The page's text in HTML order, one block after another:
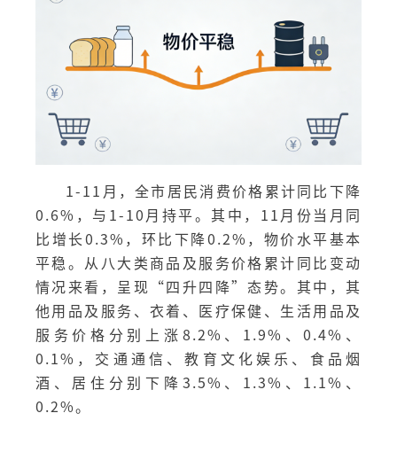
1-11月，全市居民消费价格累计同比下降
0.6%，与1-10月持平。其中，11月份当月同
比增长0.3%，环比下降0.2%，物价水平基本
平稳。从八大类商品及服务价格累计同比变动
情况来看，呈现“四升四降”态势。其中，其
他用品及服务、衣着、医疗保健、生活用品及
服务价格分别上涨8.2%、1.9%、0.4%、
0.1%，交通通信、教育文化娱乐、食品烟
酒、居住分别下降3.5%、1.3%、1.1%、
0.2%。